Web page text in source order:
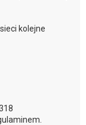
kolejne